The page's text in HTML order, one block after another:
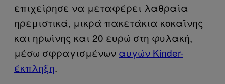
επιχείρησε να μεταφέρει λαθραία
ηρεμιστικά, μικρά πακετάκια κοκαΐνης
και ηρωίνης και 20 ευρώ στη φυλακή,
μέσω σφραγισμένων αυγών Kinder-
έκπληξη.